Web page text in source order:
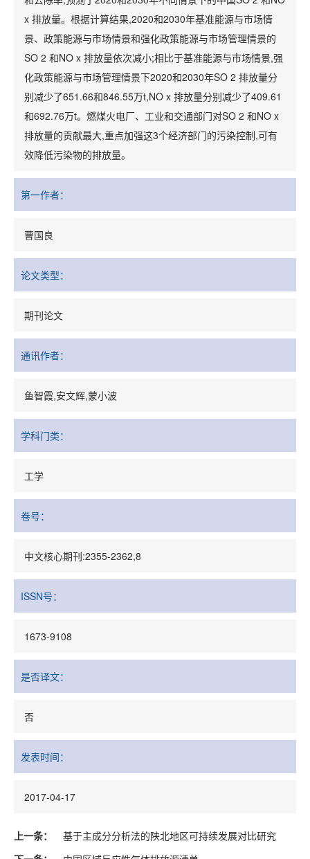
x 排放量。根据计算结果,2020和2030年基准能源与市场情
景、政策能源与市场情景和强化政策能源与市场管理情景的
SO 2 和NO x 排放量依次减小;相比于基准能源与市场情景,强
化政策能源与市场管理情景下2020和2030年SO 2 排放量分
别减少了651.66和846.55万t,NO x 排放量分别减少了409.61
和692.76万t。燃煤火电厂、工业和交通部门对SO 2 和NO x
排放量的贡献最大,重点加强这3个经济部门的污染控制,可有
效降低污染物的排放量。
第一作者：
曹国良
论文类型：
期刊论文
通讯作者：
鱼智霞,安文辉,蒙小波
学科门类：
工学
卷号：
中文核心期刊:2355-2362,8
ISSN号：
1673-9108
是否译文：
否
发表时间：
2017-04-17
上一条：
基于主成分分析法的陕北地区可持续发展对比研究